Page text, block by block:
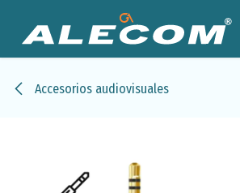
Accesorios audiovisuales